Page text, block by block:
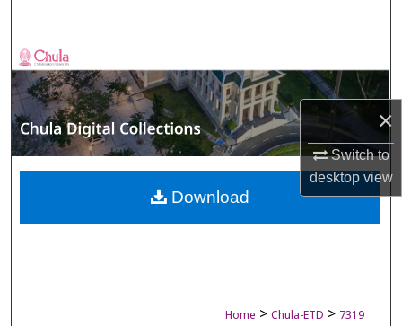
×
Switch to
desktopview
Browse Collections
My Account
About
Digital Commons Network™
Home > Chula-ETD > 7319
Download